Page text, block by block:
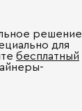
решение
для
бесплатный